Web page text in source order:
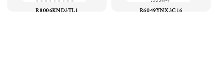
R8006KND3TL1 R6049YNX3C16